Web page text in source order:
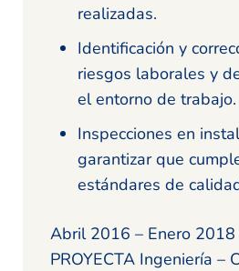
realizadas.
Identificación y
riesgos laborales y
el entorno de trabajo.
Inspecciones en
garantizar que
estándares de
Abril 2016 – Enero 2018
PROYECTA Ingeniería –